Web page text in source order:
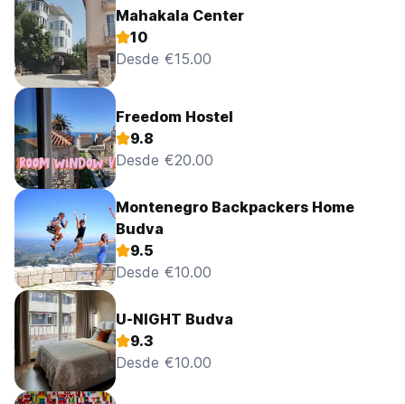
Mahakala Center
10
Desde €15.00
Freedom Hostel
9.8
Desde €20.00
Montenegro Backpackers Home
Budva
9.5
Desde €10.00
U-NIGHT Budva
9.3
Desde €10.00